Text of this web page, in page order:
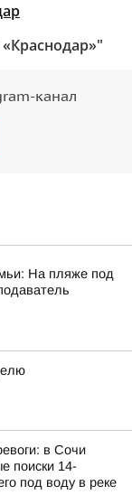
канал
На пляже под
в Сочи
поиски 14-
под воду в реке